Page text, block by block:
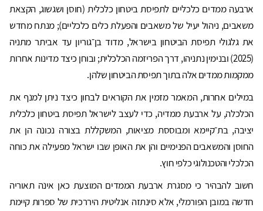
ארבעה ממדים כלכליים לתפיסת ביטחון כלכלית (חוסן ושגשוג, הקצאת
משאבים, ניהול יעיל של משאבים והפעלת כלים כלכליים); מנתח מחדש
את גלגולי תפיסת הביטחון בישראל, מדוד בן־גוריון עד אביתר מתניה
(2025) ובנימין נתניהו, דרך הפריזמה הכלכלית; ובוחן כיצד מדינות אחרות
ממקמות ממדים אלה בתוך תפיסת הביטחון שלהן.
במילים אחרות, המאמר מזמין את הקוראים לבחון כיצד ניתן למנף את
הכלכלה, על ארבעת ממדיה, כדי לעצב לישראל תפיסת ביטחון כלכלית
יציבה, בת־קיימא ומבוססת מציאות, המשקללת בצורה נכונה הן את
החוסן והמשאבים הפנימיים והן את האופן שבו ישראל מפעילה את כוחה
הכלכלי והטכנולוגי כלפי חוץ.
חשוב להבהיר כי מסגרת ארבעת הממדים המוצעת כאן אינה תאוריה
חדשה במובן הפורמלי, אלא סינתזה אנליטית היררכית של ספרות קיימת